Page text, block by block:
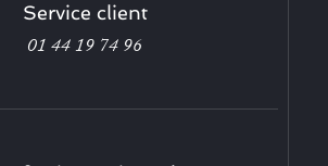
Service client
01 44 19 74 96